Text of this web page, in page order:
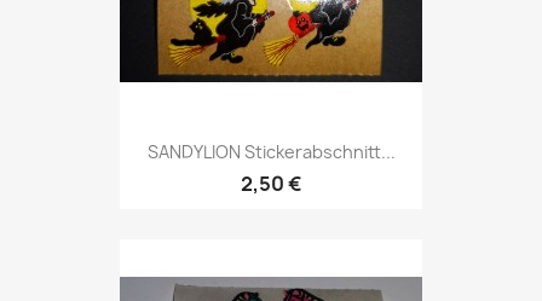
SANDYLION Stickerabschnitt...
2,50 €